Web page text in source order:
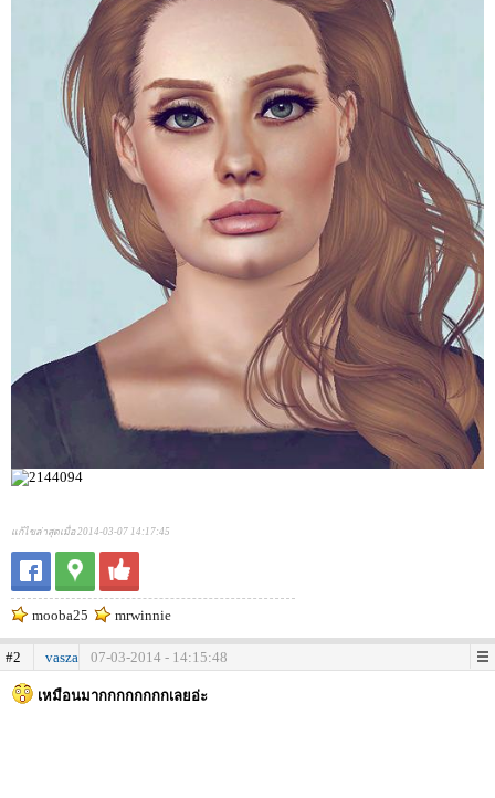
แก้ไขล่าสุดเมื่อ 2014-03-07 14:17:45
mooba25 mrwinnie
#2 vasza 07-03-2014 - 14:15:48
เหมือนมากกกกกกกกเลยอ่ะ